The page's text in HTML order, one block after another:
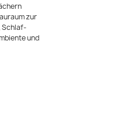
zur
Schlaf-
und